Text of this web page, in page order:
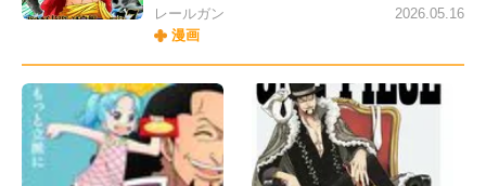
レールガン
漫画
2026.05.16